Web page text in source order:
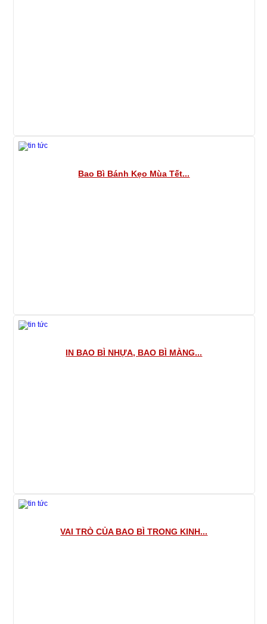
Bao Bì Bánh Kẹo Mùa Tết...
IN BAO BÌ NHỰA, BAO BÌ MÀNG...
VAI TRÒ CỦA BAO BÌ TRONG KINH...